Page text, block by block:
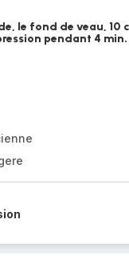
le fond de veau, 10
pendant 4 min.